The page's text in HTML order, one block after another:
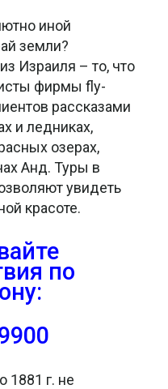
иной
земли?
Израиля – то, что
фирмы fly-
рассказами
и ледниках,
озерах,
Анд. Туры в
увидеть
красоте.
по
1881 г. не